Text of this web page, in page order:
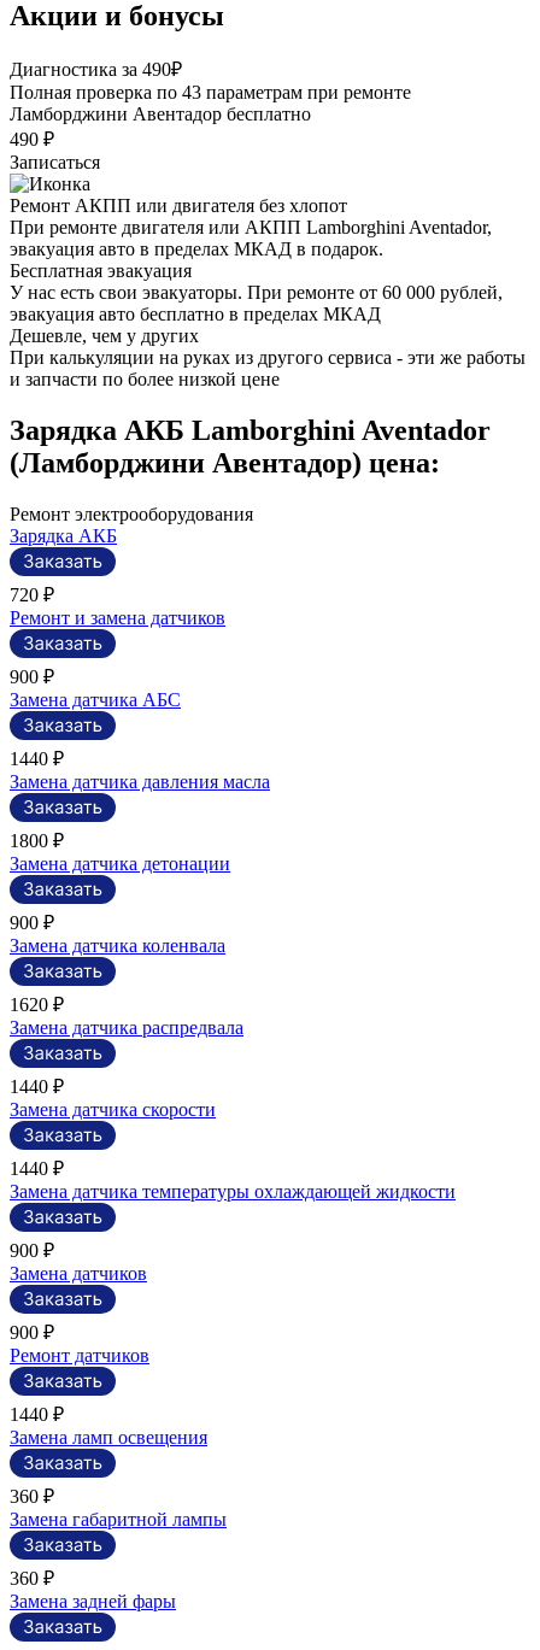
Акции и бонусы
Диагностика за 490₽
Полная проверка по 43 параметрам при ремонте
Ламборджини Авентадор бесплатно
490 ₽
Записаться
Ремонт АКПП или двигателя без хлопот
При ремонте двигателя или АКПП Lamborghini Aventador,
эвакуация авто в пределах МКАД в подарок.
Бесплатная эвакуация
У нас есть свои эвакуаторы. При ремонте от 60 000 рублей,
эвакуация авто бесплатно в пределах МКАД
Дешевле, чем у других
При калькуляции на руках из другого сервиса - эти же работы
и запчасти по более низкой цене
Зарядка АКБ Lamborghini Aventador
(Ламборджини Авентадор) цена:
Ремонт электрооборудования
Зарядка АКБ
720 ₽
Ремонт и замена датчиков
900 ₽
Замена датчика АБС
1440 ₽
Замена датчика давления масла
1800 ₽
Замена датчика детонации
900 ₽
Замена датчика коленвала
1620 ₽
Замена датчика распредвала
1440 ₽
Замена датчика скорости
1440 ₽
Замена датчика температуры охлаждающей жидкости
900 ₽
Замена датчиков
900 ₽
Ремонт датчиков
1440 ₽
Замена ламп освещения
360 ₽
Замена габаритной лампы
360 ₽
Замена задней фары